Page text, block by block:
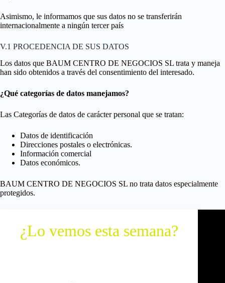
Asimismo, le informamos que sus datos no se transferirán
internacionalmente a ningún tercer país
V.1 PROCEDENCIA DE SUS DATOS
Los datos que BAUM CENTRO DE NEGOCIOS SL trata y maneja
han sido obtenidos a través del consentimiento del interesado.
¿Qué categorías de datos manejamos?
Las Categorías de datos de carácter personal que se tratan:
Datos de identificación
Direcciones postales o electrónicas.
Información comercial
Datos económicos.
BAUM CENTRO DE NEGOCIOS SL no trata datos especialmente
protegidos.
¿Lo vemos esta semana?